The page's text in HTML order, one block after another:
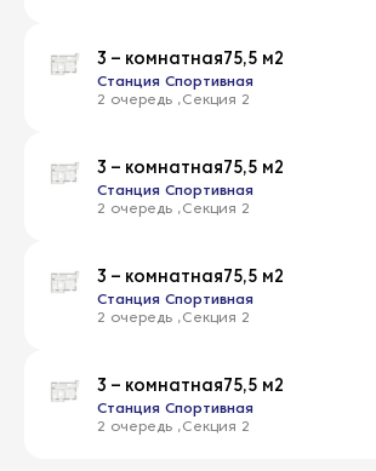
3 – комнатная75,5 м2
Станция Спортивная
2 очередь
2
3 – комнатная75,5 м2
Станция Спортивная
2 очередь
2
3 – комнатная75,5 м2
Станция Спортивная
2 очередь
2
3 – комнатная75,5 м2
Станция Спортивная
2 очередь
2